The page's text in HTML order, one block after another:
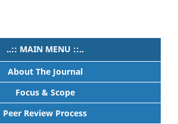
..:: MAIN MENU ::..
About The Journal
Focus & Scope
Peer Review Process